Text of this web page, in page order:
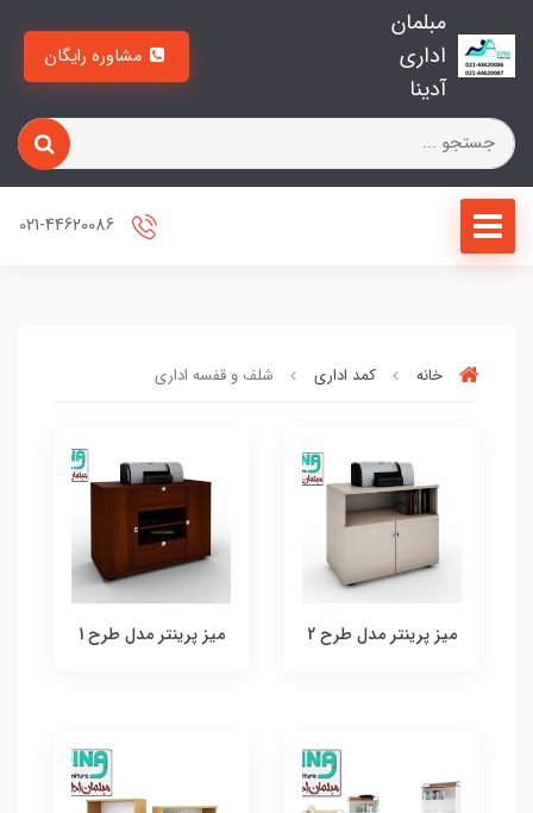
مبلمان
اداری
آدینا
خانه کمد اداری شلف و قفسه اداری
میز پرینتر مدل طرح 2 میز پرینتر مدل طرح 1